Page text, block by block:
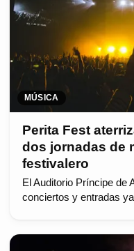
MÚSICA
Perita Fest
dos jornadas de
festivalero
El Auditorio Príncipe de
conciertos y entradas